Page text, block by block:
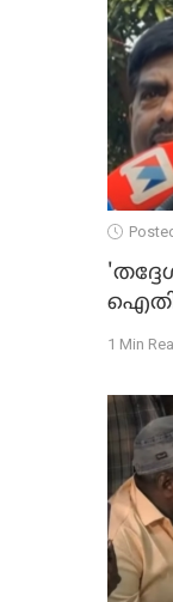
വിഡി
1 Min